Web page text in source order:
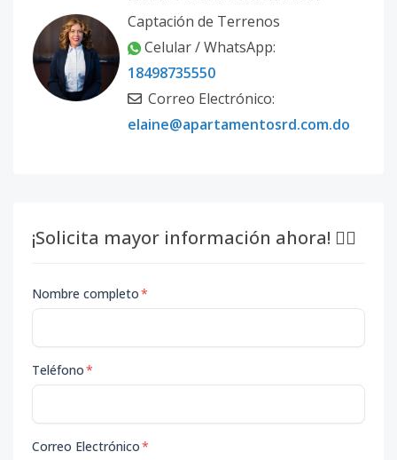
Captación de Terrenos
Celular / WhatsApp:
18498735550
Correo Electrónico:
elaine@apartamentosrd.com.do
¡Solicita mayor información ahora! 👇🏽
Nombre completo*
Teléfono*
Correo Electrónico*